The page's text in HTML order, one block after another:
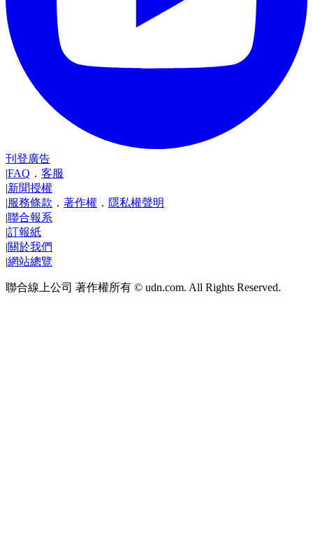
刊登廣告
|FAQ ． 客服
|新聞授權
|服務條款 ． 著作權 ． 隱私權聲明
|聯合報系
|訂報紙
|關於我們
|網站總覽
聯合線上公司 著作權所有 © udn.com. All Rights Reserved.